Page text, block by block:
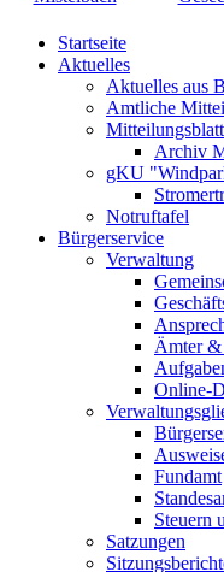
Startseite
Aktuelles
Aktuelles aus
Amtliche
Archiv
gKU
Notruftafel
Bürgerservice
Verwaltung
Ämter &
Online-
Fundamt
Steuern
Satzungen